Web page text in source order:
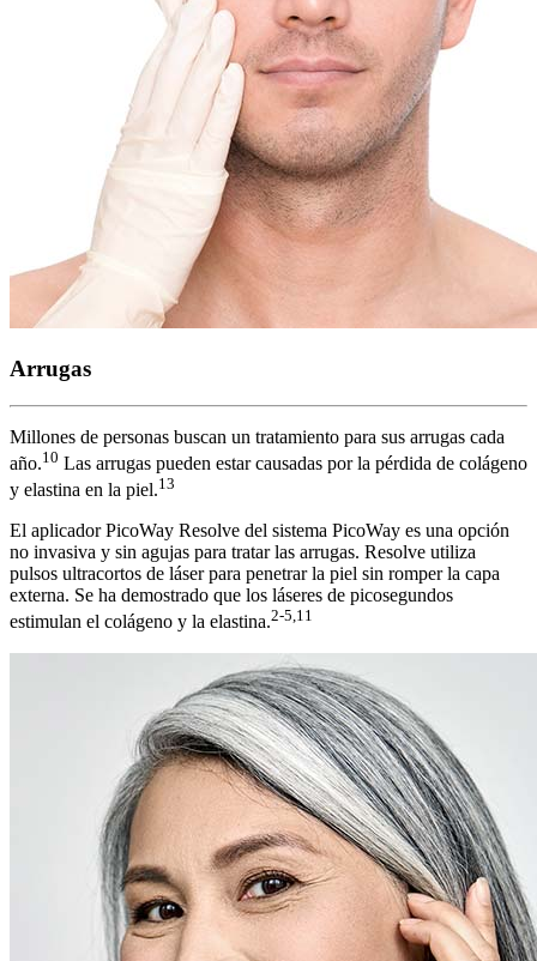
Arrugas
Millones de personas buscan un tratamiento para sus arrugas cada
año.10 Las arrugas pueden estar causadas por la pérdida de colágeno
y elastina en la piel.13
El aplicador PicoWay Resolve del sistema PicoWay es una opción
no invasiva y sin agujas para tratar las arrugas. Resolve utiliza
pulsos ultracortos de láser para penetrar la piel sin romper la capa
externa. Se ha demostrado que los láseres de picosegundos
estimulan el colágeno y la elastina.2-5,11